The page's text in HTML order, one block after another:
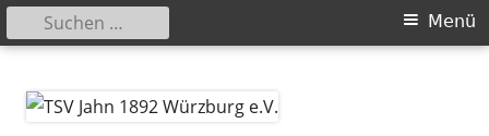
zum
Primäres
Menü
Suchen
nach: